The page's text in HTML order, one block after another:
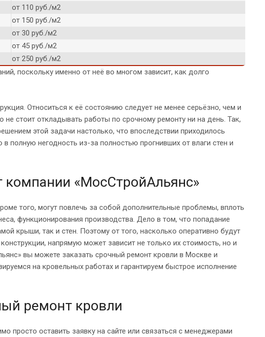
от 110 руб./м2
от 150 руб./м2
от 30 руб./м2
от 45 руб./м2
от 250 руб./м2
поскольку именно от неё во многом зависит, как долго
Относиться к её состоянию следует не менее серьёзно, чем и
стоит откладывать работы по срочному ремонту ни на день. Так,
этой задачи настолько, что впоследствии приходилось
полную негодность из-за полностью прогнивших от влаги стен и
«МосСтройАльянс»
того, могут повлечь за собой дополнительные проблемы, вплоть
функционирования производства. Дело в том, что попадание
крыши, так и стен. Поэтому от того, насколько оперативно будут
напрямую может зависит не только их стоимость, но и
вы можете заказать срочный ремонт кровли в Москве и
на кровельных работах и гарантируем быстрое исполнение
ремонт кровли
просто оставить заявку на сайте или связаться с менеджерами